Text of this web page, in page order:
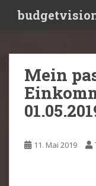
Mein
11. Mai 2019